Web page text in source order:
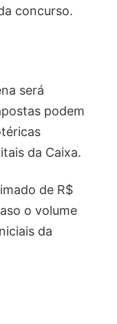
concurso.
será
podem
da Caixa.
de R$
o volume
da